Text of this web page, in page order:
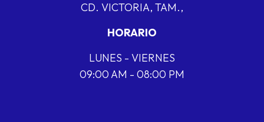
CD. VICTORIA, TAM.,
HORARIO
LUNES - VIERNES
09:00 AM - 08:00 PM